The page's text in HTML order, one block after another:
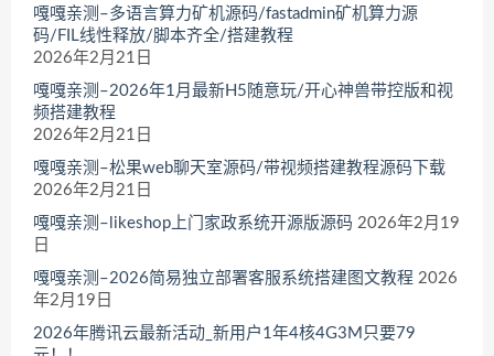
嘎嘎亲测–多语言算力矿机源码/fastadmin矿机算力源
码/FIL线性释放/脚本齐全/搭建教程
2026年2月21日
嘎嘎亲测–2026年1月最新H5随意玩/开心神兽带控版和视
频搭建教程
2026年2月21日
嘎嘎亲测–松果web聊天室源码/带视频搭建教程源码下载
2026年2月21日
嘎嘎亲测–likeshop上门家政系统开源版源码 2026年2月19
日
嘎嘎亲测–2026简易独立部署客服系统搭建图文教程 2026
年2月19日
2026年腾讯云最新活动_新用户1年4核4G3M只要79